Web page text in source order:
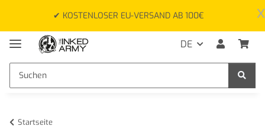
x
✔ KOSTENLOSER EU-VERSAND AB 100€
DE
Startseite